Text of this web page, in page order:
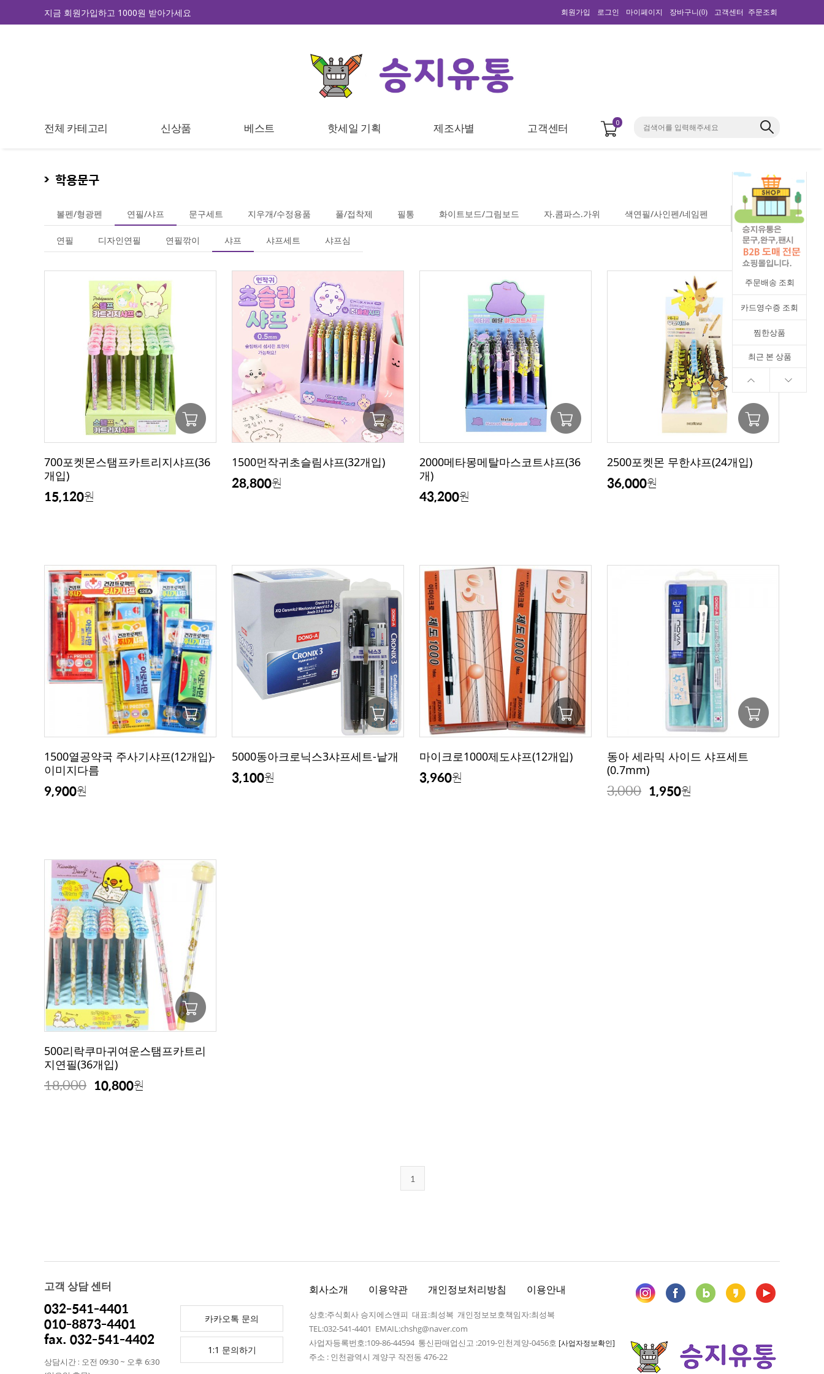
지금 회원가입하고 1000원 받아가세요 회원가입 로그인 마이페이지 장바구니(0) 고객센터 주문조회
전체 카테고리 신상품 베스트 핫세일 기획 제조사별 고객센터 0
주문배송 조회
카드영수증 조회
찜한상품
최근 본 상품
학용문구
볼펜/형광펜 연필/샤프 문구세트 지우개/수정용품 풀/접착제 필통 화이트보드/그림보드 자.콤파스.가위 색연필/사인펜/네임펜 기타
연필 디자인연필 연필깎이 샤프 샤프세트 샤프심
700포켓몬스탬프카트리지샤프(36
개입)
15,120원
1500먼작귀초슬림샤프(32개입)
28,800원
2000메타몽메탈마스코트샤프(36
개)
43,200원
2500포켓몬 무한샤프(24개입)
36,000원
1500열공약국 주사기샤프(12개입)-
이미지다름
9,900원
5000동아크로닉스3샤프세트-낱개
3,100원
마이크로1000제도샤프(12개입)
3,960원
동아 세라믹 사이드 샤프세트
(0.7mm)
3,000 1,950원
500리락쿠마귀여운스탬프카트리
지연필(36개입)
18,000 10,800원
1
고객 상담 센터
032-541-4401
010-8873-4401
fax. 032-541-4402
상담시간 : 오전 09:30 ~ 오후 6:30
카카오톡 문의
1:1 문의하기
회사소개 이용약관 개인정보처리방침 이용안내
상호:주식회사 승지에스앤피 대표:최성복 개인정보보호책임자:최성복
TEL:032-541-4401 EMAIL:chshg@naver.com
사업자등록번호:109-86-44594 통신판매업신고 :2019-인천계양-0456호 [사업자정보확인]
주소 : 인천광역시 계양구 작전동 476-22